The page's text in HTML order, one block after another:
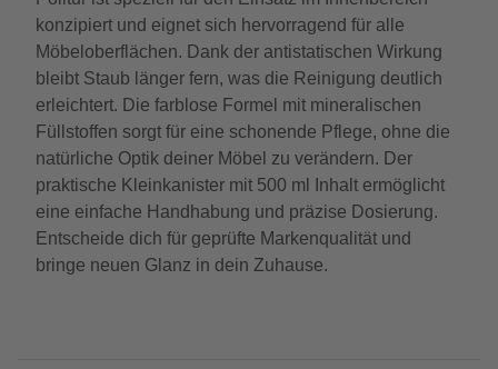
konzipiert und eignet sich hervorragend für alle
Möbeloberflächen. Dank der antistatischen Wirkung
bleibt Staub länger fern, was die Reinigung deutlich
erleichtert. Die farblose Formel mit mineralischen
Füllstoffen sorgt für eine schonende Pflege, ohne die
natürliche Optik deiner Möbel zu verändern. Der
praktische Kleinkanister mit 500 ml Inhalt ermöglicht
eine einfache Handhabung und präzise Dosierung.
Entscheide dich für geprüfte Markenqualität und
bringe neuen Glanz in dein Zuhause.